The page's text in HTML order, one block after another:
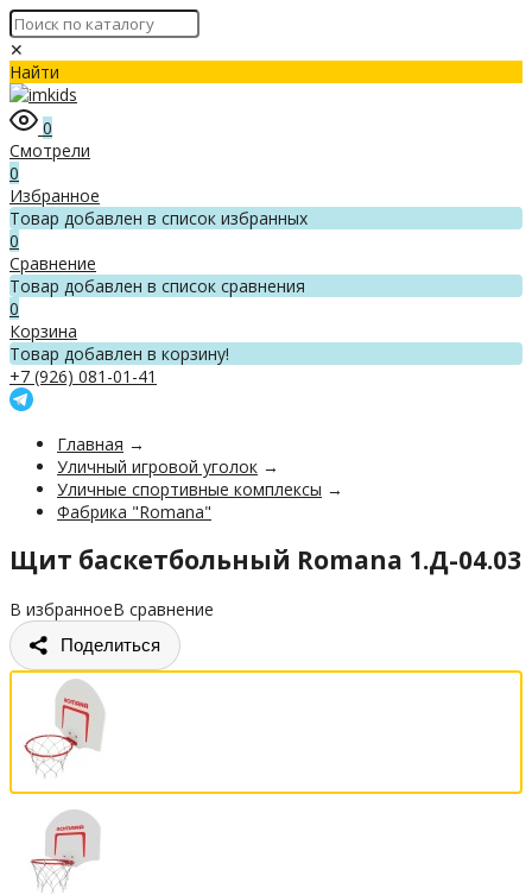
✕
Найти
0
Смотрели
0
Избранное
Товар добавлен в список избранных
0
Сравнение
Товар добавлен в список сравнения
0
Корзина
Товар добавлен в корзину!
+7 (926) 081-01-41
Главная →
Уличный игровой уголок →
Уличные спортивные комплексы →
Фабрика "Romana"
Щит баскетбольный Romana 1.Д-04.03
В избранноеВ сравнение
Поделиться